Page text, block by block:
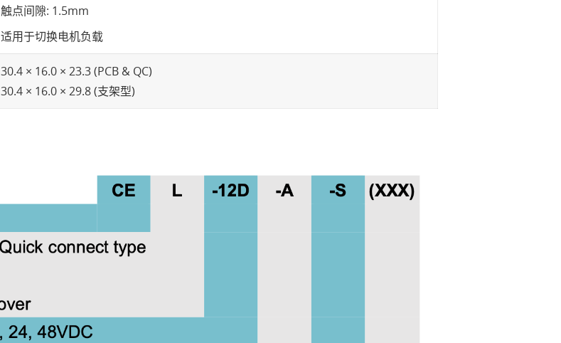
触点间隙: 1.5mm
适用于切换电机负载
30.4 × 16.0 × 23.3 (PCB & QC)
30.4 × 16.0 × 29.8 (支架型)